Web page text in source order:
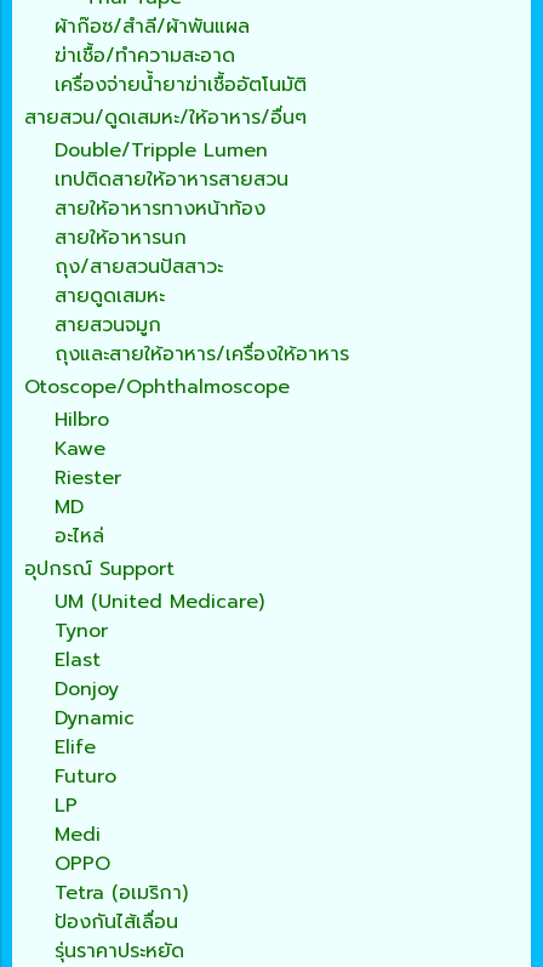
ผ้าก๊อซ/สำลี/ผ้าพันแผล
ฆ่าเชื้อ/ทำความสะอาด
เครื่องจ่ายน้ำยาฆ่าเชื้ออัตโนมัติ
สายสวน/ดูดเสมหะ/ให้อาหาร/อื่นๆ
Double/Tripple Lumen
เทปติดสายให้อาหารสายสวน
สายให้อาหารทางหน้าท้อง
สายให้อาหารนก
ถุง/สายสวนปัสสาวะ
สายดูดเสมหะ
สายสวนจมูก
ถุงและสายให้อาหาร/เครื่องให้อาหาร
Otoscope/Ophthalmoscope
Hilbro
Kawe
Riester
MD
อะไหล่
อุปกรณ์ Support
UM (United Medicare)
Tynor
Elast
Donjoy
Dynamic
Elife
Futuro
LP
Medi
OPPO
Tetra (อเมริกา)
ป้องกันไส้เลื่อน
รุ่นราคาประหยัด